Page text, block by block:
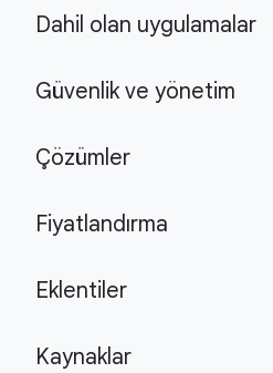
Dahil olan uygulamalar
Güvenlik ve yönetim
Çözümler
Fiyatlandırma
Eklentiler
Kaynaklar